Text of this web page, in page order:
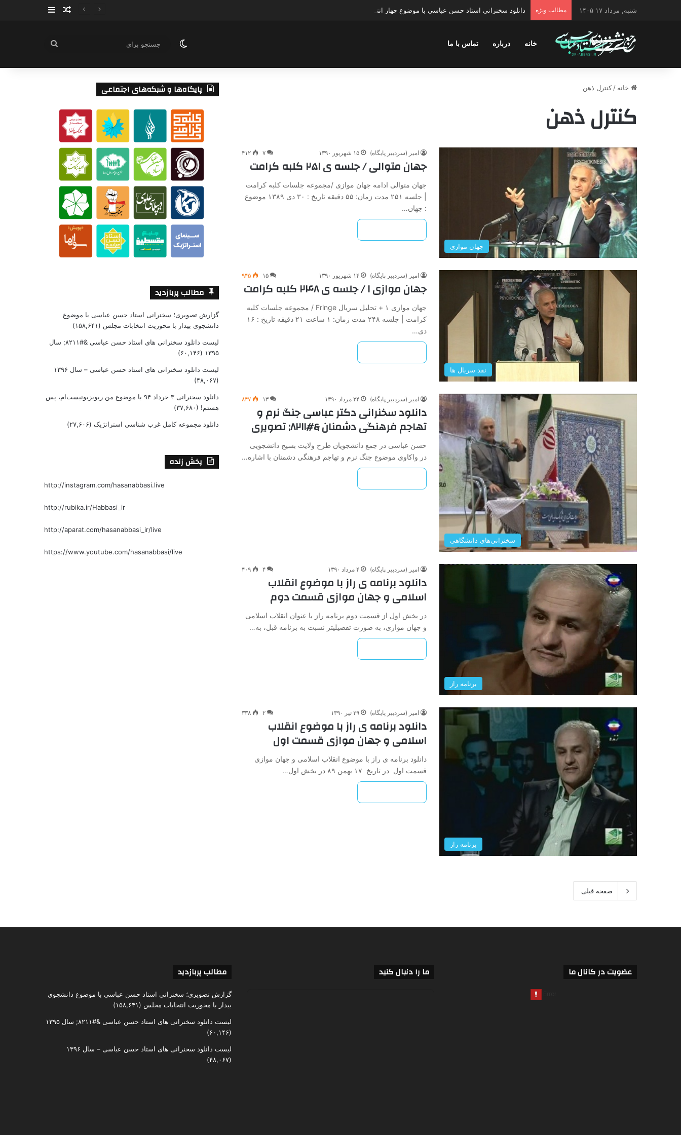
شنبه, مرداد ۱۷ ۱۴۰۵ مطالب ویژه دانلود سخنرانی استاد حسن عباسی با موضوع چهار انتخاب ۱۴۰۰ نوشته تصادفی
سایدبار
خانه درباره تماس با ما تغییر پوسته
جستجو
خانه / کنترل ذهن
کنترل ذهن
جهان موازی
امیر (سردبیر پایگاه) ۱۵ شهریور ۱۳۹۰ ۷ ۴۱۲
جهان متوالی / جلسه ی ۲۵۱ کلبه کرامت
جهان متوالی ادامه جهان موازی /مجموعه جلسات کلبه کرامت
| جلسه ۲۵۱ مدت زمان: ۵۵ دقیقه تاریخ : ۳۰ دی ۱۳۸۹ موضوع
: جهان…
نقد سریال ها
امیر (سردبیر پایگاه) ۱۴ شهریور ۱۳۹۰ ۱۵ ۹۴۵
جهان موازی ۱ / جلسه ی ۲۴۸ کلبه کرامت
جهان موازی ۱ + تحلیل سریال Fringe / مجموعه جلسات کلبه
کرامت | جلسه ۲۴۸ مدت زمان: ۱ ساعت ۲۱ دقیقه تاریخ : ۱۶
دی…
سخنرانی‌های دانشگاهی
امیر (سردبیر پایگاه) ۲۴ مرداد ۱۳۹۰ ۱۳ ۸۴۷
دانلود سخنرانی دکتر عباسی جنگ نرم و
تهاجم فرهنگی دشمنان &#۸۲۱۱; تصویری
حسن عباسی در جمع دانشجویان طرح ولایت بسیج دانشجویی
در واکاوی موضوع جنگ نرم و تهاجم فرهنگی دشمنان با اشاره…
برنامه راز
امیر (سردبیر پایگاه) ۴ مرداد ۱۳۹۰ ۴ ۴۰۹
دانلود برنامه ی راز با موضوع انقلاب
اسلامی و جهان موازی قسمت دوم
در بخش اول از قسمت دوم برنامه راز با عنوان انقلاب اسلامی
و جهان موازی، به صورت تفصیلی­تر نسبت به برنامه قبل، به…
برنامه راز
امیر (سردبیر پایگاه) ۲۹ تیر ۱۳۹۰ ۲ ۳۳۸
دانلود برنامه ی راز با موضوع انقلاب
اسلامی و جهان موازی قسمت اول
دانلود برنامه ی راز با موضوع انقلاب اسلامی و جهان موازی
قسمت اول در تاریخ ۱۷ بهمن ۸۹ در بخش اول…
صفحه قبلی
پایگاه‌ها و شبکه‌های اجتماعی
مطالب پربازدید
گزارش تصویری؛ سخنرانی استاد حسن عباسی با موضوع
دانشجوی بیدار با محوریت انتخابات مجلس (۱۵۸,۶۴۱)
لیست دانلود سخنرانی های استاد حسن عباسی &#۸۲۱۱; سال
۱۳۹۵ (۶۰,۱۴۶)
لیست دانلود سخنرانی های استاد حسن عباسی – سال ۱۳۹۶
(۴۸,۰۶۷)
دانلود سخنرانی ۳ خرداد ۹۴ با موضوع من ریویزیونیست‌ام، پس
هستم! (۳۷,۶۸۰)
دانلود مجموعه کامل غرب شناسی استراتژیک (۲۷,۶۰۶)
پخش زنده
http://instagram.com/hasanabbasi.live
http://rubika.ir/Habbasi_ir
http://aparat.com/hasanabbasi_ir/live
https://www.youtube.com/hasanabbasi/live
عضویت در کانال ما ما را دنبال کنید مطالب پربازدید
گزارش تصویری؛ سخنرانی استاد حسن عباسی با موضوع دانشجوی
بیدار با محوریت انتخابات مجلس (۱۵۸,۶۴۱)
لیست دانلود سخنرانی های استاد حسن عباسی &#۸۲۱۱; سال ۱۳۹۵
(۶۰,۱۴۶)
لیست دانلود سخنرانی های استاد حسن عباسی – سال ۱۳۹۶
(۴۸,۰۶۷)